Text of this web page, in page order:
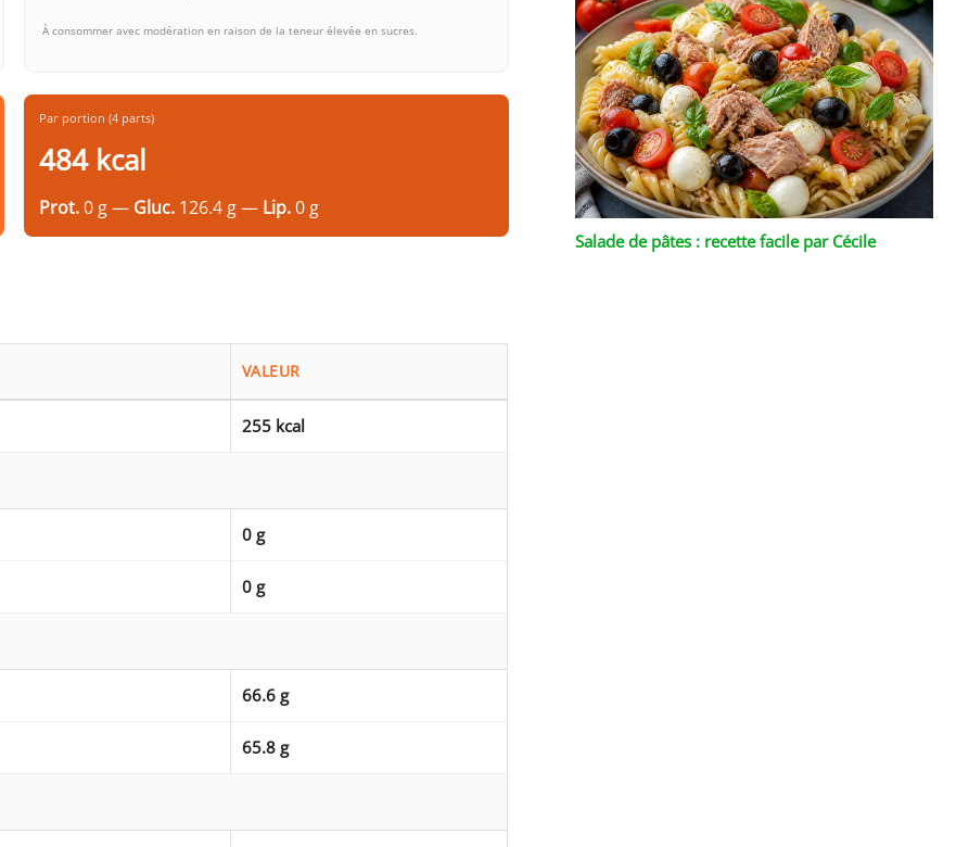
À consommer avec modération en raison de la teneur élevée en sucres.
Par portion (4 parts)
484 kcal
Prot.0 g — Gluc. 126.4 g — Lip.0 g
VALEUR
255 kcal
0 g
0 g
66.6 g
65.8 g
Salade de pâtes : recette facile par Cécile